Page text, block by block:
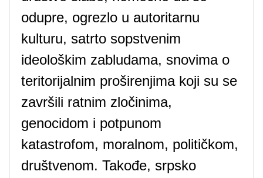
odupre, ogrezlo u autoritarnu
kulturu, satrto sopstvenim
ideološkim zabludama, snovima o
teritorijalnim proširenjima koji su se
završili ratnim zločinima,
genocidom i potpunom
katastrofom, moralnom, političkom,
društvenom. Takođe, srpsko